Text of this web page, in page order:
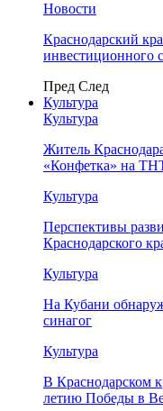
Новости
Краснодарский
инвестиционного
Пред След
Культура
Культура
Житель
«Конфетка» на
Культура
Перспективы
Краснодарского
Культура
На Кубани
синагог
Культура
В Краснодарском
летию Победы в